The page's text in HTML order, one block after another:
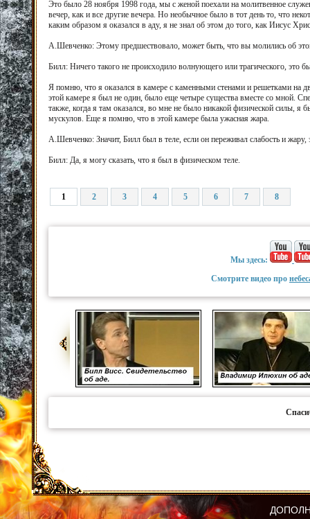
Это было 28 ноября 1998 года, мы с женой поехали на молитвенное
вечер, как и все другие вечера. Но необычное было в тот день то, что
каким образом я оказался в аду, я не знал об этом до того, как Иисус
А.Шевченко: Этому предшествовало, может быть, что вы молились об
Билл: Ничего такого не происходило волнующего или трагического, это
Я помню, что я оказался в камере с каменными стенами и решетками на
этой камере я был не один, было еще четыре существа вместе со мной.
также, когда я там оказался, во мне не было никакой физической силы, я
мускулов. Еще я помню, что в этой камере была ужасная жара.
А.Шевченко: Значит, Билл был в теле, если он переживал слабость и
Билл: Да, я могу сказать, что я был в физическом теле.
1 2 3 4 5 6 7 8
Мы здесь:
Смотрите видео про